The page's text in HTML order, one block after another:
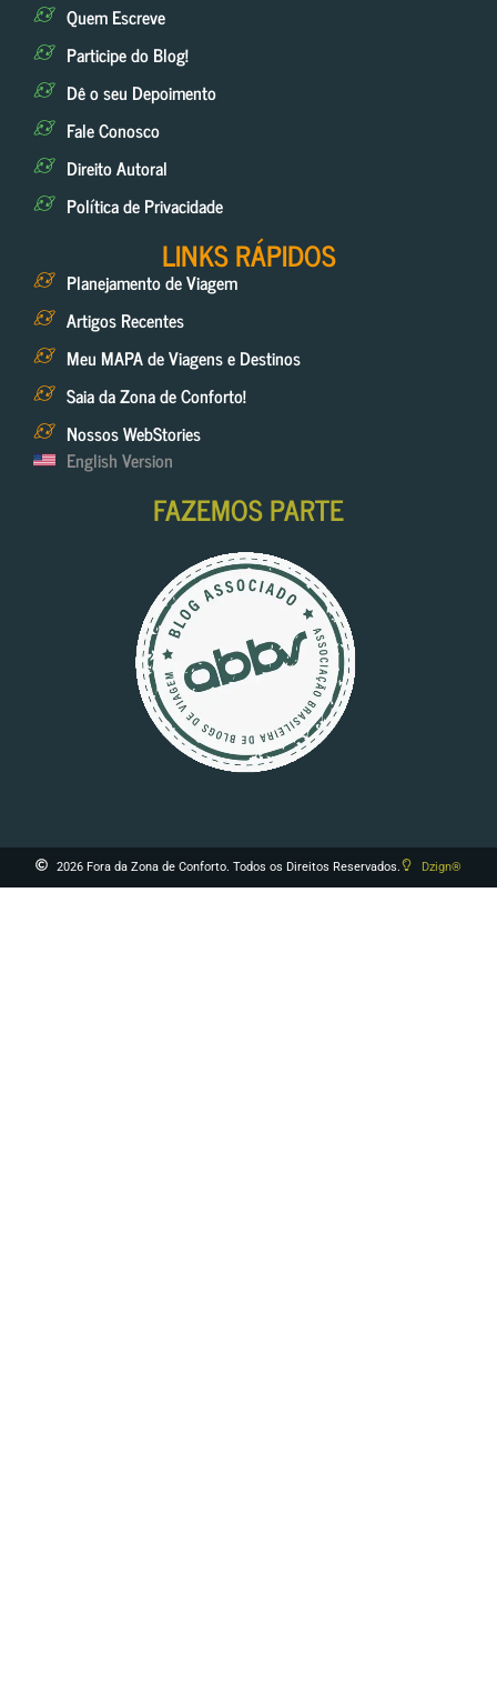
Quem Escreve
Participe do Blog!
Dê o seu Depoimento
Fale Conosco
Direito Autoral
Política de Privacidade
LINKS RÁPIDOS
Planejamento de Viagem
Artigos Recentes
Meu MAPA de Viagens e Destinos
Saia da Zona de Conforto!
Nossos WebStories
English Version
FAZEMOS PARTE
2026 Fora da Zona de Conforto. Todos os Direitos Reservados. Dzign®